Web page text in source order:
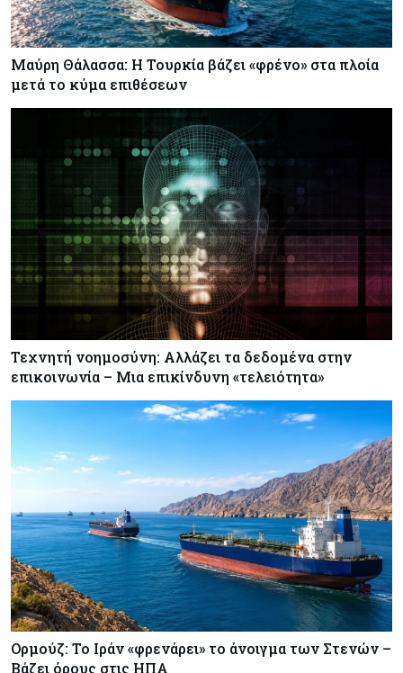
Μαύρη Θάλασσα: Η Τουρκία βάζει «φρένο» στα πλοία
μετά το κύμα επιθέσεων
Τεχνητή νοημοσύνη: Αλλάζει τα δεδομένα στην
επικοινωνία – Μια επικίνδυνη «τελειότητα»
Ορμούζ: Το Ιράν «φρενάρει» το άνοιγμα των Στενών –
Βάζει όρους στις ΗΠΑ